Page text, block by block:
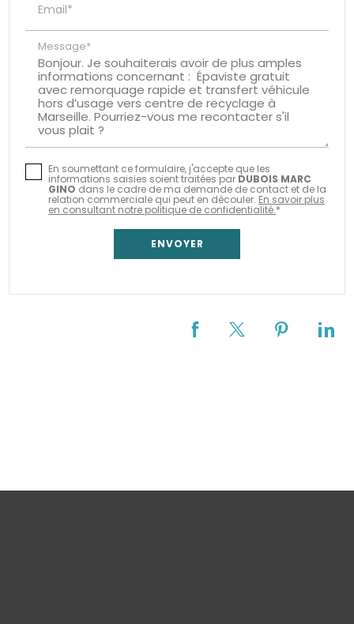
Email*
Message*
En soumettant ce formulaire, j'accepte que les
informations saisies soient traitées par DUBOIS MARC
GINO dans le cadre de ma demande de contact et de la
relation commerciale qui peut en découler. En savoir plus
en consultant notre politique de confidentialité.*